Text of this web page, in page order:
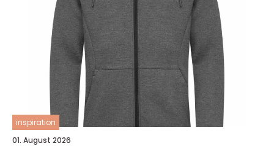
inspiration
01. August 2026